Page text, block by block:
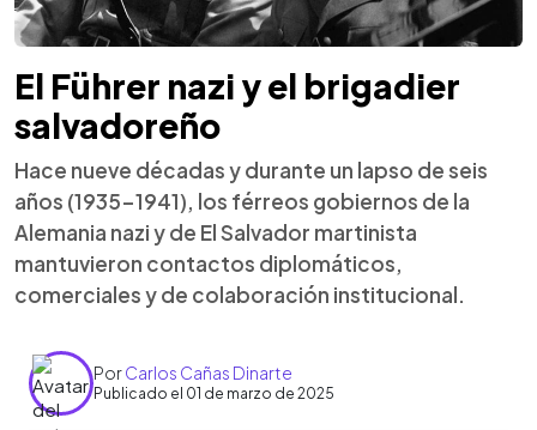
El Führer nazi y el brigadier
salvadoreño
Hace nueve décadas y durante un lapso de seis
años (1935-1941), los férreos gobiernos de la
Alemania nazi y de El Salvador martinista
mantuvieron contactos diplomáticos,
comerciales y de colaboración institucional.
PorCarlos Cañas Dinarte
Publicado el 01 de marzo de 2025